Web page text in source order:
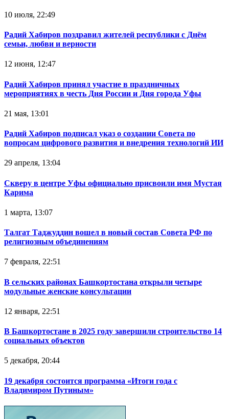
10 июля, 22:49
Радий Хабиров поздравил жителей республики с Днём
семьи, любви и верности
12 июня, 12:47
Радий Хабиров принял участие в праздничных
мероприятиях в честь Дня России и Дня города Уфы
21 мая, 13:01
Радий Хабиров подписал указ о создании Совета по
вопросам цифрового развития и внедрения технологий ИИ
29 апреля, 13:04
Скверу в центре Уфы официально присвоили имя Мустая
Карима
1 марта, 13:07
Талгат Таджуддин вошел в новый состав Совета РФ по
религиозным объединениям
7 февраля, 22:51
В сельских районах Башкортостана открыли четыре
модульные женские консультации
12 января, 22:51
В Башкортостане в 2025 году завершили строительство 14
социальных объектов
5 декабря, 20:44
19 декабря состоится программа «Итоги года с
Владимиром Путиным»